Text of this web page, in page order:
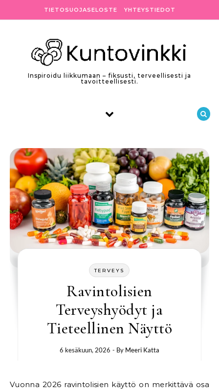
TIETOSUOJASELOSTE YHTEYSTIEDOT
Inspiroidu liikkumaan – fiksusti, terveellisesti ja
tavoitteellisesti.
TERVEYS
Ravintolisien
Terveyshyödyt ja
Tieteellinen Näyttö
6 kesäkuun, 2026 - By Meeri Katta
Vuonna 2026 ravintolisien käyttö on merkittävä osa